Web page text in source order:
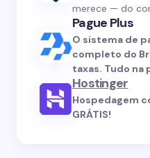
merece — do
Pague Plus
O sistema de
completo do
taxas. Tudo na
Hostinger
Hospedagem
GRÁTIS!